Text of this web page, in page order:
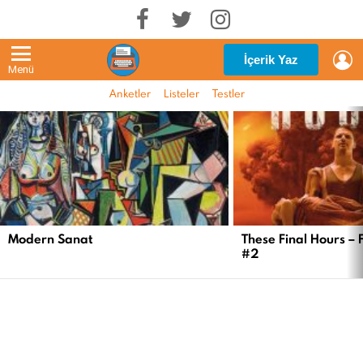
Menü
İçerik Yaz
Anketler Listeler Testler
EN
YENI
İÇERIKLER
Modern Sanat
These Final Hours –
#2